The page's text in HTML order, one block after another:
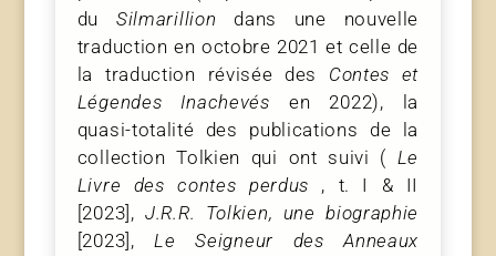
duSilmarillion dans une nouvelle
traduction en octobre 2021 et celle de
la traduction révisée des Contes et
Légendes Inachevés en 2022), la
quasi-totalité des publications de la
collection Tolkien qui ont suivi ( Le
Livre des contes perdus , t. I & II
[2023],J.R.R. Tolkien, une biographie
[2023],Le Seigneur des Anneaux